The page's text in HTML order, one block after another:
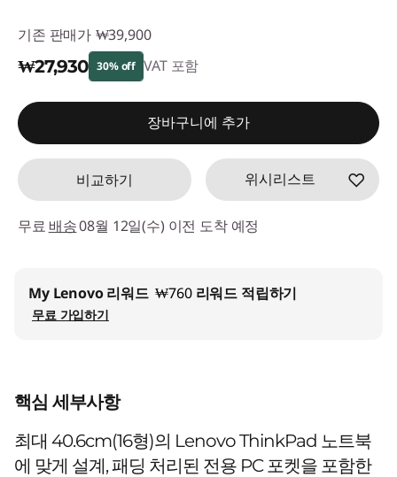
기존 판매가 ₩39,900
₩27,930 30% off VAT 포함
즉시 할인: :-₩11,970
장바구니에 추가
비교하기 위시리스트
무료 배송08월 12일(수) 이전 도착 예정
My Lenovo 리워드 ₩760리워드 적립하기
무료 가입하기
핵심 세부사항
최대 40.6cm(16형)의 Lenovo ThinkPad 노트북
에 맞게 설계, 패딩 처리된 전용 PC 포켓을 포함한